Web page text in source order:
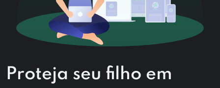
Proteja seu filho em